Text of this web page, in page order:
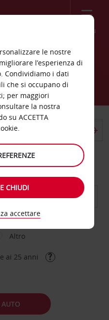
Menù
diversa
AL GIORNO
Altro
ai 25 anni
le nostre
l’esperienza di
Condividiamo i dati
che si occupano di
per maggiori
la nostra
su ACCETTA
CHIUDI
accettare